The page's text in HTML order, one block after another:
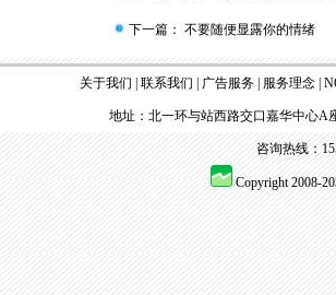
下一篇： 不要随便显露你的情绪
关于我们 联系我们 广告服务| 服务理念|
地址：北一环与站西路交口嘉华中心
咨询热线：
Copyright 2008-